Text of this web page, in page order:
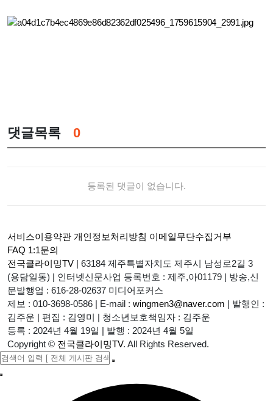
댓글목록 0
등록된 댓글이 없습니다.
서비스이용약관 개인정보처리방침 이메일무단수집거부
FAQ 1:1문의
전국클라이밍TV | 63184 제주특별자치도 제주시 남성로2길 3
(용담일동) | 인터넷신문사업 등록번호 : 제주,아01179 | 방송,신
문발행업 : 616-28-02637 미디어포커스
제보 : 010-3698-0586 | E-mail : wingmen3@naver.com | 발행인 :
김주운 | 편집 : 김영미 | 청소년보호책임자 : 김주운
등록 : 2024년 4월 19일 | 발행 : 2024년 4월 5일
Copyright © 전국클라이밍TV. All Rights Reserved.